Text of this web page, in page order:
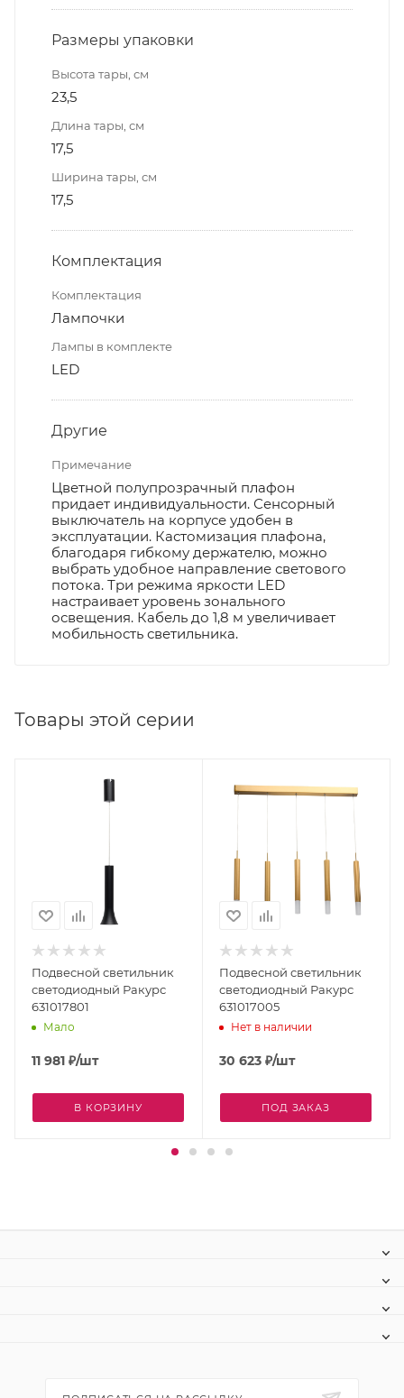
Размеры упаковки
Высота тары, см
23,5
Длина тары, см
17,5
Ширина тары, см
17,5
Комплектация
Комплектация
Лампочки
Лампы в комплекте
LED
Другие
Примечание
Цветной полупрозрачный плафон
придает индивидуальности. Сенсорный
выключатель на корпусе удобен в
эксплуатации. Кастомизация плафона,
благодаря гибкому держателю, можно
выбрать удобное направление светового
потока. Три режима яркости LED
настраивает уровень зонального
освещения. Кабель до 1,8 м увеличивает
мобильность светильника.
Товары этой серии
Подвесной светильник
светодиодный Ракурс
631017801
Мало
11 981 ₽/шт
В КОРЗИНУ
Подвесной светильник
светодиодный Ракурс
631017005
Нет в наличии
30 623 ₽/шт
ПОД ЗАКАЗ